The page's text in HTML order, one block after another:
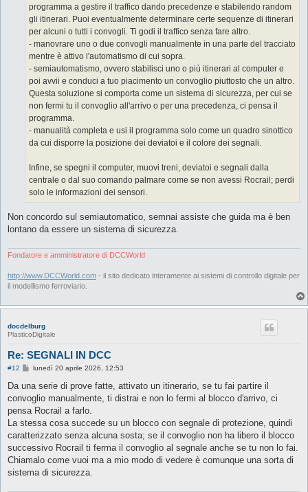
programma a gestire il traffico dando precedenze e stabilendo random
gli itinerari. Puoi eventualmente determinare certe sequenze di itinerari
per alcuni o tutti i convogli. Ti godi il traffico senza fare altro.
- manovrare uno o due convogli manualmente in una parte del tracciato
mentre è attivo l'automatismo di cui sopra.
- semiautomatismo, ovvero stabilisci uno o più itinerari al computer e
poi avvii e conduci a tuo piacimento un convoglio piuttosto che un altro.
Questa soluzione si comporta come un sistema di sicurezza, per cui se
non fermi tu il convoglio all'arrivo o per una precedenza, ci pensa il
programma.
- manualità completa e usi il programma solo come un quadro sinottico
da cui disporre la posizione dei deviatoi e il colore dei segnali.
Infine, se spegni il computer, muovi treni, deviatoi e segnali dalla
centrale o dal suo comando palmare come se non avessi Rocrail; perdi
solo le informazioni dei sensori.
Non concordo sul semiautomatico, semnai assiste che guida ma è ben
lontano da essere un sistema di sicurezza.
Fondatore e amministratore di DCCWorld
http://www.DCCWorld.com - il sito dedicato interamente ai sistemi di controllo digitale per
il modellismo ferroviario.
docdelburg
PlasticoDigitale
Re: SEGNALI IN DCC
#12
M
s
a
g
i
o
lunedì 20 aprile 2026, 12:53
Da una serie di prove fatte, attivato un itinerario, se tu fai partire il
convoglio manualmente, ti distrai e non lo fermi al blocco d'arrivo, ci
pensa Rocrail a farlo.
La stessa cosa succede su un blocco con segnale di protezione, quindi
caratterizzato senza alcuna sosta; se il convoglio non ha libero il blocco
successivo Rocrail ti ferma il convoglio al segnale anche se tu non lo fai.
Chiamalo come vuoi ma a mio modo di vedere è comunque una sorta di
sistema di sicurezza.